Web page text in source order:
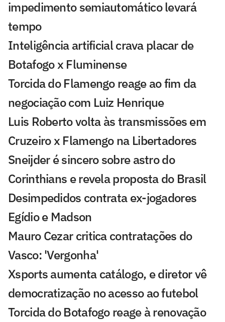
impedimento semiautomático levará
tempo
Inteligência artificial crava placar de
Botafogo x Fluminense
Torcida do Flamengo reage ao fim da
negociação com Luiz Henrique
Luis Roberto volta às transmissões em
Cruzeiro x Flamengo na Libertadores
Sneijder é sincero sobre astro do
Corinthians e revela proposta do Brasil
Desimpedidos contrata ex-jogadores
Egídio e Madson
Mauro Cezar critica contratações do
Vasco: 'Vergonha'
Xsports aumenta catálogo, e diretor vê
democratização no acesso ao futebol
Torcida do Botafogo reage à renovação